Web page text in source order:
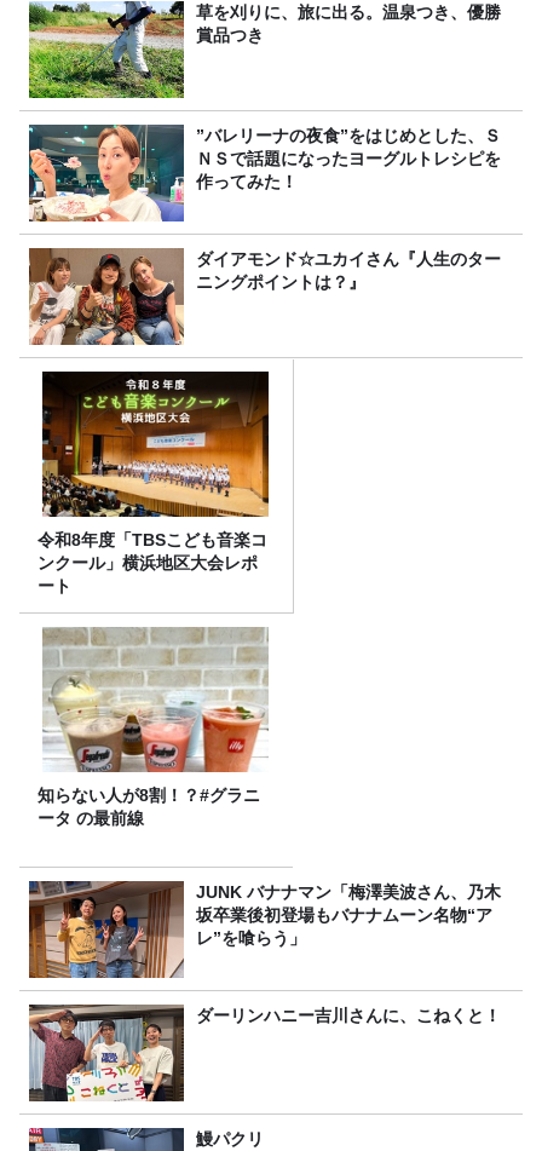
草を刈りに、旅に出る。温泉つき、優勝
賞品つき
”バレリーナの夜食”をはじめとした、Ｓ
ＮＳで話題になったヨーグルトレシピを
作ってみた！
ダイアモンド☆ユカイさん『人生のター
ニングポイントは？』
令和8年度「TBSこども音楽コ
ンクール」横浜地区大会レポ
ート
知らない人が8割！？#グラニ
ータ の最前線
JUNK バナナマン「梅澤美波さん、乃木
坂卒業後初登場もバナナムーン名物“ア
レ”を喰らう」
ダーリンハニー吉川さんに、こねくと！
鰻パクリ